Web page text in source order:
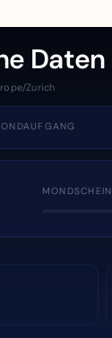
Daten
Zurich
MONDSCHEIN